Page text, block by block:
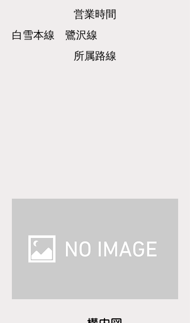
営業時間
白雪本線 鷺沢線
所属路線